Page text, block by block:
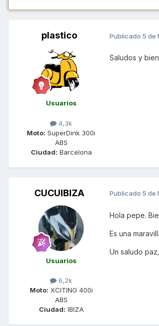
plastico
Usuarios
4,3k
Moto: SuperDink 300i
ABS
Ciudad: Barcelona
Publicado 5 de
Saludos y
CUCUIBIZA
Usuarios
6,2k
Moto: XCITING 400i
ABS
Ciudad: IBIZA
Publicado 5 de
Hola pepe.
Es una
Un saludo